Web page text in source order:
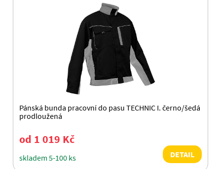
Pánská bunda pracovní do pasu TECHNIC I. černo/šedá
prodloužená
od 1 019 Kč
skladem 5-100 ks DETAIL